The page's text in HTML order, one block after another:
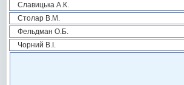
Славицька А.К.
Столар В.М.
Фельдман О.Б.
Чорний В.І.